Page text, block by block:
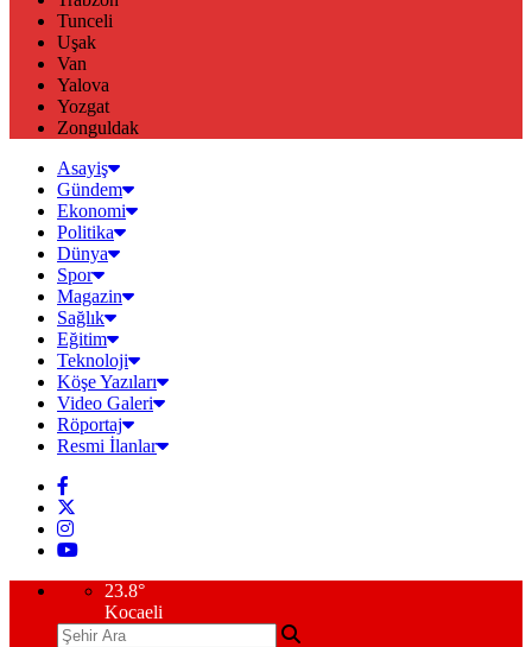
Tunceli
Uşak
Van
Yalova
Yozgat
Zonguldak
Asayiş
Gündem
Ekonomi
Politika
Dünya
Spor
Magazin
Sağlık
Eğitim
Teknoloji
Köşe Yazıları
Video Galeri
Röportaj
Resmi İlanlar
23.8°
Kocaeli